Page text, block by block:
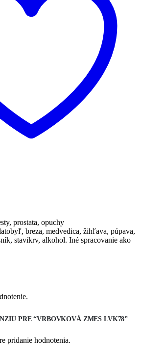
prostata, opuchy
breza, medvedica, žihľava, púpava,
stavikrv, alkohol. Iné spracovanie ako
PRE “VRBOVKOVÁ ZMES LVK78”
pridanie hodnotenia.